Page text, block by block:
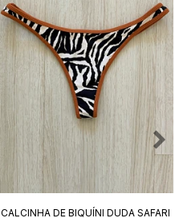
CALCINHA DE BIQUÍNI DUDA SAFARI